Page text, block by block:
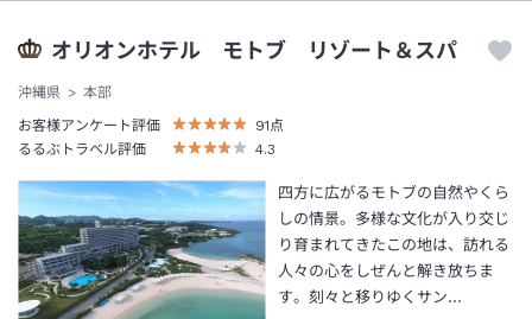
オリオンホテル モトブ リゾート＆スパ
沖縄県
本部
お客様アンケート評価
91点
るるぶトラベル評価
4.3
四方に広がるモトブの自然やくら
しの情景。多様な文化が入り交じ
り育まれてきたこの地は、訪れる
人々の心をしぜんと解き放ちま
す。刻々と移りゆくサン…